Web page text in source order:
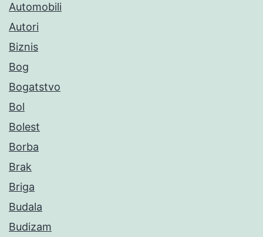
Automobili
Autori
Biznis
Bog
Bogatstvo
Bol
Bolest
Borba
Brak
Briga
Budala
Budizam